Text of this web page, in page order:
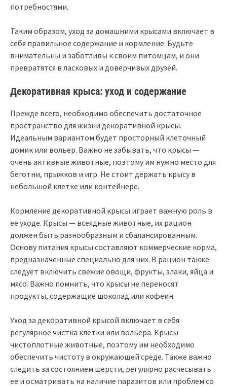
потребностями.
Таким образом, уход за домашними крысами включает в
себя правильное содержание и кормление. Будьте
внимательны и заботливы к своим питомцам, и они
превратятся в ласковых и доверчивых друзей.
Декоративная крыса: уход и содержание
Прежде всего, необходимо обеспечить достаточное
пространство для жизни декоративной крысы.
Идеальным вариантом будет просторный клеточный
домик или вольер. Важно не забывать, что крысы —
очень активные животные, поэтому им нужно место для
беготни, прыжков и игр. Не стоит держать крысу в
небольшой клетке или контейнере.
Кормление декоративной крысы играет важную роль в
ее уходе. Крысы — всеядные животные, их рацион
должен быть разнообразным и сбалансированным.
Основу питания крысы составляют коммерческие корма,
предназначенные специально для них. В рацион также
следует включить свежие овощи, фрукты, злаки, яйца и
мясо. Важно помнить, что крысы не переносят
продукты, содержащие шоколад или кофеин.
Уход за декоративной крысой включает в себя
регулярное чистка клетки или вольера. Крысы
чистоплотные животные, поэтому им необходимо
обеспечить чистоту в окружающей среде. Также важно
следить за состоянием шерсти, регулярно расчесывать
ее и осматривать на наличие паразитов или проблем со